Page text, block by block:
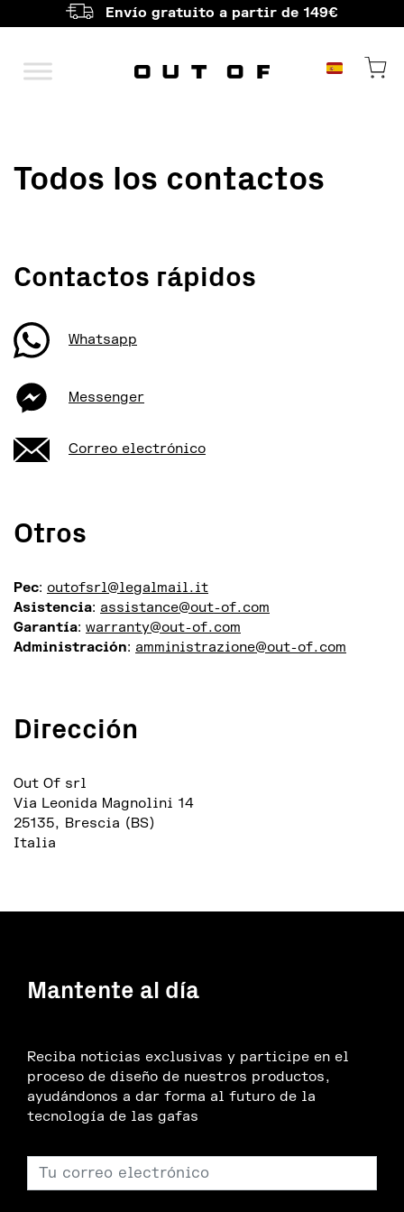
Envío gratuito a partir de 149€
Navegación
Todos los contactos
Contactos rápidos
Whatsapp
Messenger
Correo electrónico
Otros
Pec: outofsrl@legalmail.it
Asistencia: assistance@out-of.com
Garantía: warranty@out-of.com
Administración: amministrazione@out-of.com
Dirección
Out Of srl
Via Leonida Magnolini 14
25135, Brescia (BS)
Italia
Mantente al día
Reciba noticias exclusivas y participe en el
proceso de diseño de nuestros productos,
ayudándonos a dar forma al futuro de la
tecnología de las gafas